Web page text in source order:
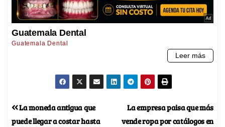
La empresa paisa que más
vende ropa por catálogos en
La moneda antigua que
puede llegar a costar hasta